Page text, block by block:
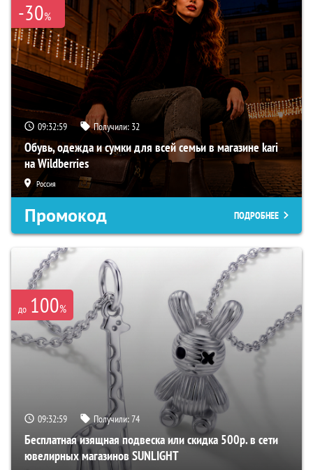
-30%
09:32:59 Получили: 32
Обувь, одежда и сумки для всей семьи в магазине kari
на Wildberries
Россия
Промокод ПОДРОБНЕЕ
до 100%
09:32:59 Получили:74
Бесплатная изящная подвеска или скидка 500р. в сети
ювелирных магазинов SUNLIGHT